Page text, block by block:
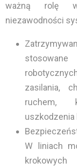
ważną rolę
niezawodności
zasilania,
ruchem,
uszkodzenia
W liniach
krokowych